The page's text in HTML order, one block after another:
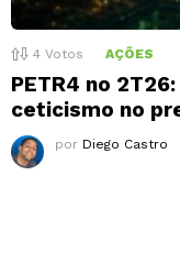
4 Votos AÇÕES
PETR4 no
ceticismo no
por Diego Castro